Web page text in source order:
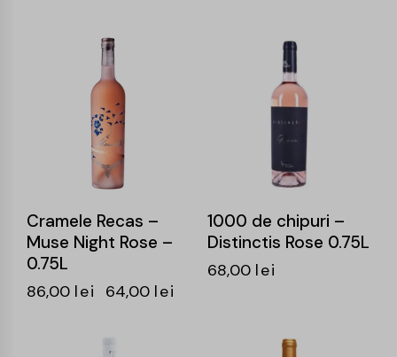
Cramele Recas –
Muse Night Rose –
0.75L
86,00 lei 64,00 lei
1000 de chipuri –
Distinctis Rose 0.75L
68,00 lei